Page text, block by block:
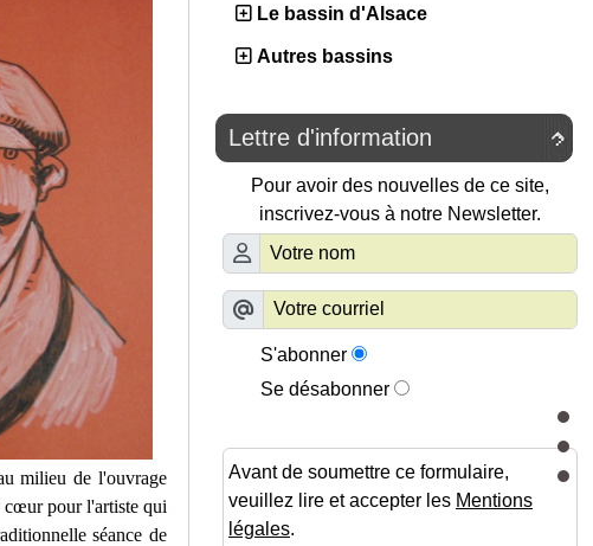
milieu de l'ouvrage
cœur pour l'artiste qui
séance de
Le bassin d'Alsace
Autres bassins

Lettre d'information
Pour avoir des nouvelles de ce site,
inscrivez-vous à notre Newsletter.
S'abonner
Se désabonner
Avant de soumettre ce formulaire,
veuillez lire et accepter les Mentions
légales.